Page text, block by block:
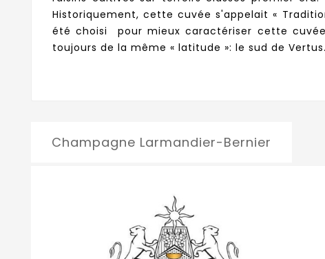
Historiquement, cette cuvée s'appelait «
été choisi pour mieux caractériser cette
toujours de la même « latitude »: le sud de Vertus.
Champagne Larmandier-Bernier